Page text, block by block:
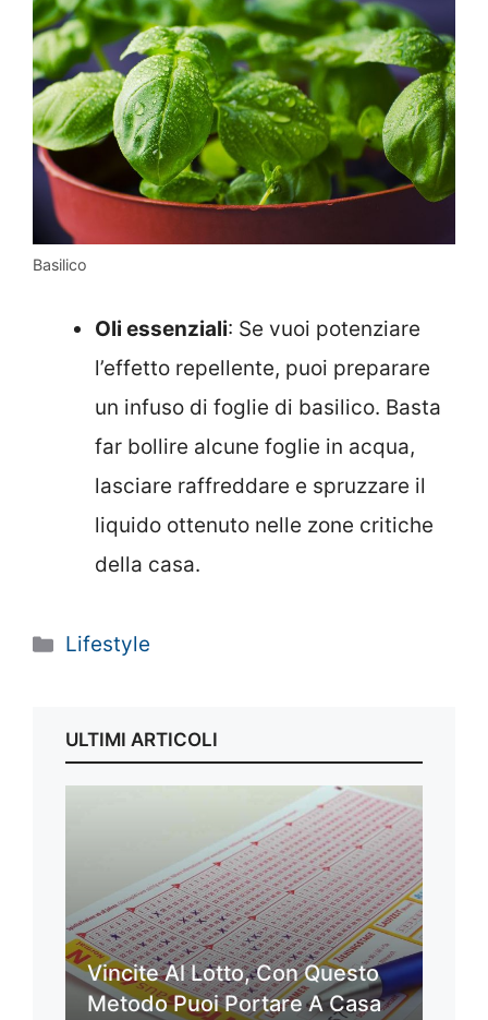
Basilico
Oli essenziali: Se vuoi potenziare
l’effetto repellente, puoi preparare
un infuso di foglie di basilico. Basta
far bollire alcune foglie in acqua,
lasciare raffreddare e spruzzare il
liquido ottenuto nelle zone critiche
della casa.
Categorie
Lifestyle
ULTIMI ARTICOLI
Vincite Al Lotto, Con Questo
Metodo Puoi Portare A Casa